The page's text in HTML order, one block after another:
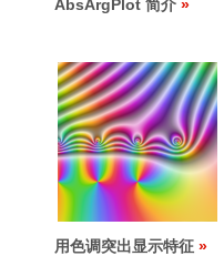
AbsArgPlot 简介
用色调突出显示特征